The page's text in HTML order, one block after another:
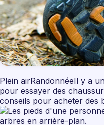
Plein airRandonnéeIl y a
pour essayer des
conseils pour acheter des